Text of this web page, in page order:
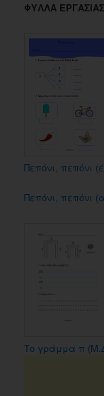
ΦΥΛΛΑ ΕΡΓΑΣΙΑΣ
Πεπόνι, πεπόνι
Πεπόνι, πεπόνι
Το γράμμα π